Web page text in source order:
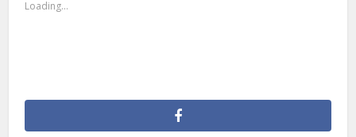
Loading...